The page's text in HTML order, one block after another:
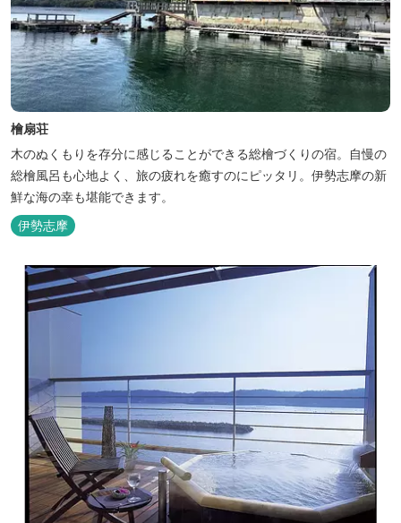
檜扇荘
木のぬくもりを存分に感じることができる総檜づくりの宿。自慢の
総檜風呂も心地よく、旅の疲れを癒すのにピッタリ。伊勢志摩の新
鮮な海の幸も堪能できます。
伊勢志摩